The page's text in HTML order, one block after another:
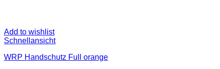
Add to wishlist
Schnellansicht
WRP Handschutz Full orange